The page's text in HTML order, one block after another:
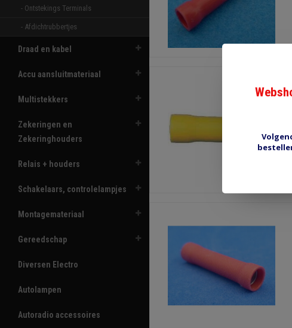
- Ontstekings Terminals
- Afdichtrubbertjes
Draad en kabel
Accu aansluitmateriaal
Multistekkers
Zekeringen en
Zekeringhouders
Relais + houders
Schakelaars, controlelampjes
Montagemateriaal
Gereedschap
Diversen Electro
Autolampen
Autoradio accessoires